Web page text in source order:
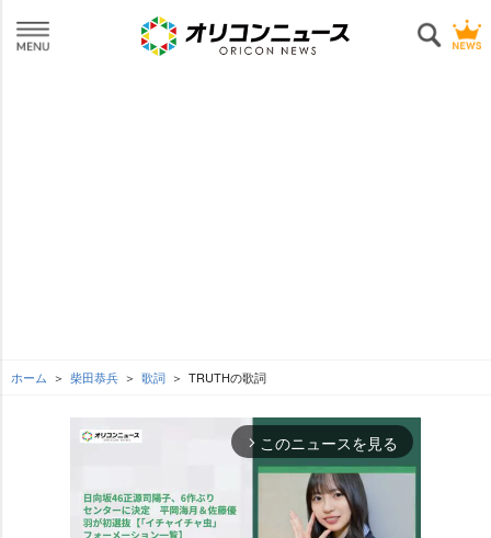
ホーム 柴田恭兵 歌詞 TRUTHの歌詞
arrow_forward_ios このニュースを見る